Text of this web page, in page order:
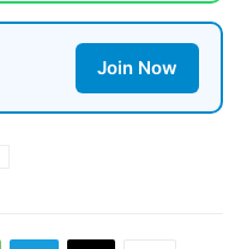
Join Now